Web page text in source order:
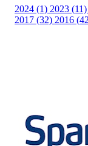
2024 (1) 2023 (11)
2017 (32) 2016